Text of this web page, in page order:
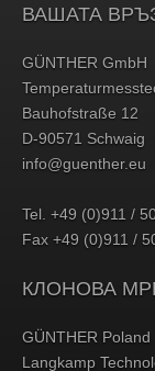
ВАШАТА
GÜNTHER GmbH
Bauhofstraße 12
D-90571 Schwaig
info@guenther.eu
Tel. +49 (0)911 /
Fax +49 (0)911 /
КЛОНОВА
GÜNTHER Poland
Langkamp